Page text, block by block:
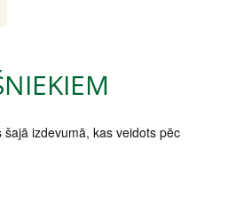
izdevumā, kas veidots pēc